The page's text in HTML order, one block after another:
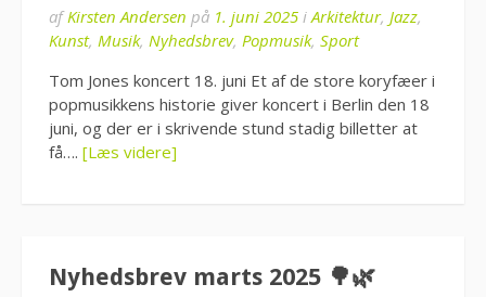
afKirsten Andersen på 1. juni 2025 i Arkitektur, Jazz,
Kunst, Musik, Nyhedsbrev, Popmusik, Sport
Tom Jones koncert 18. juni Et af de store koryfæer i
popmusikkens historie giver koncert i Berlin den 18
juni, og der er i skrivende stund stadig billetter at
få…. [Læs videre]
Nyhedsbrev marts 2025 🌳🌿